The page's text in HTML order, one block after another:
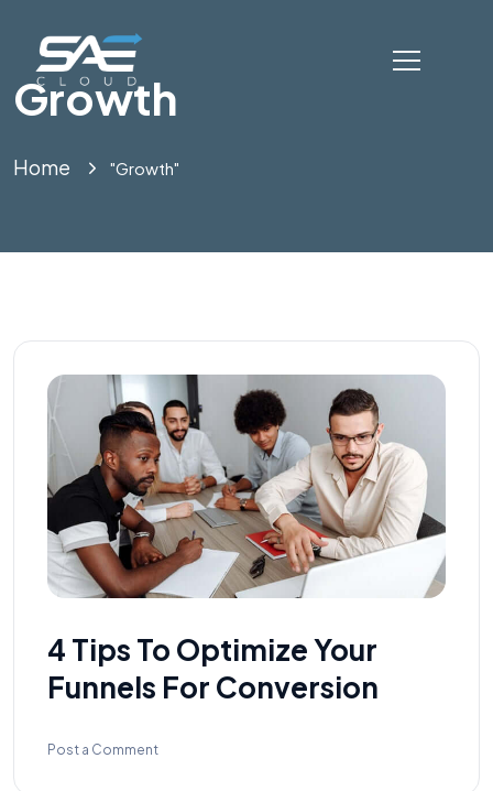
Growth
Home "Growth"
4 Tips To Optimize Your
Funnels For Conversion
Post a Comment